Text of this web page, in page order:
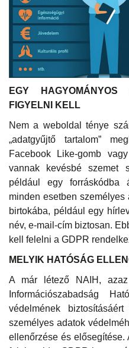
EGY
FIGYELNI KELL
Nem a weboldal ténye
„adatgyűjtő tartalom”
Facebook Like-gomb
vannak kevésbé szemet
például egy forráskódba
minden esetben
birtokába, például egy
név, e-mail-cím biztosan.
kell felelni a GDPR
MELYIK HATÓSÁG
A már létező NAIH,
Információszabadság
védelmének
személyes adatok
ellenőrzése és elősegítése.